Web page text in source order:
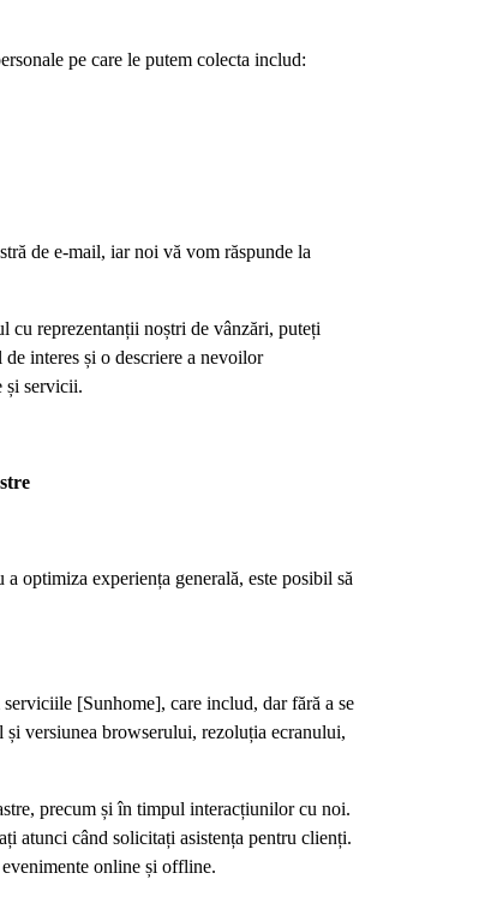
pe care le putem colecta includ:
de e-mail, iar noi vă vom răspunde la
cu reprezentanții noștri de vânzări, puteți
interes și o descriere a nevoilor
și servicii.
optimiza experiența generală, este posibil să
[Sunhome], care includ, dar fără a se
versiunea browserului, rezoluția ecranului,
precum și în timpul interacțiunilor cu noi.
atunci când solicitați asistența pentru clienți.
online și offline.